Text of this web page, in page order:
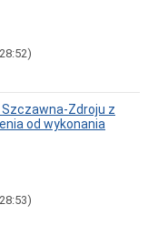
Zdroju z
od wykonania